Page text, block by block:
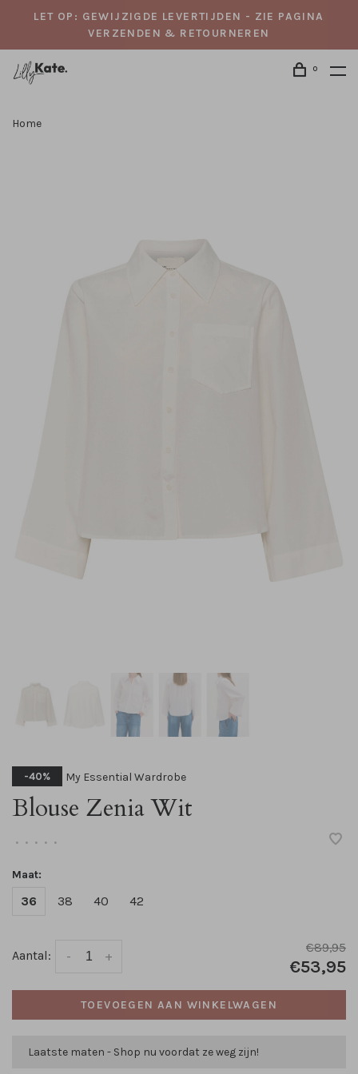
LET OP: GEWIJZIGDE LEVERTIJDEN - ZIE PAGINA
VERZENDEN & RETOURNEREN
0
Home
-40% My Essential Wardrobe
Blouse Zenia Wit
• • • • •
Maat:
36 38 40 42
Aantal: +
-
€89,95
€53,95
TOEVOEGEN AAN WINKELWAGEN
Laatste maten - Shop nu voordat ze weg zijn!